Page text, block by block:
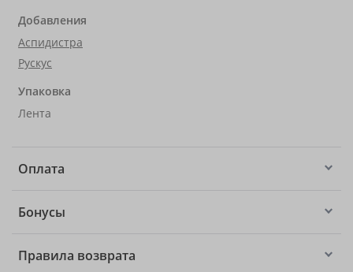
Добавления
Аспидистра
Рускус
Упаковка
Лента
Оплата
Бонусы
Правила возврата